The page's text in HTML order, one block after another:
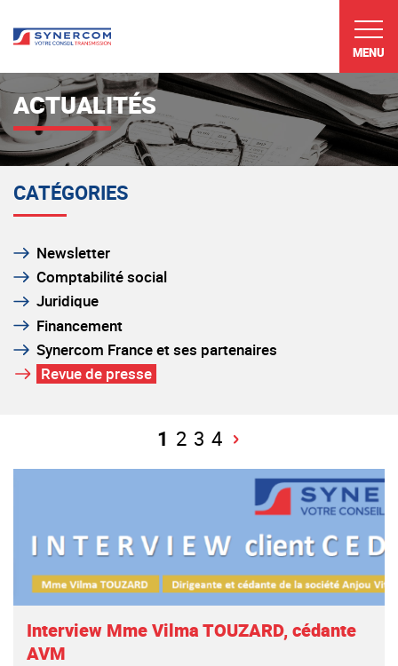
MENU
ACTUALITÉS
CATÉGORIES
Newsletter
Comptabilité social
Juridique
Financement
Synercom France et ses partenaires
Revue de presse
1 2 3 4
Interview Mme Vilma TOUZARD, cédante
AVM